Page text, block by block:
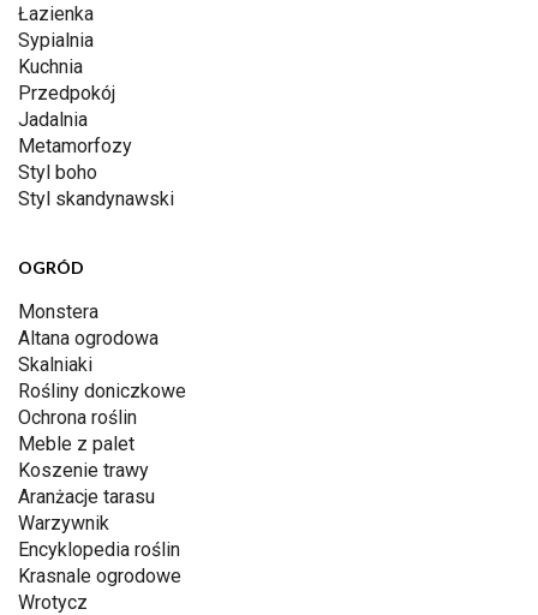
Łazienka
Sypialnia
Kuchnia
Przedpokój
Jadalnia
Metamorfozy
Styl boho
Styl skandynawski
OGRÓD
Monstera
Altana ogrodowa
Skalniaki
Rośliny doniczkowe
Ochrona roślin
Meble z palet
Koszenie trawy
Aranżacje tarasu
Warzywnik
Encyklopedia roślin
Krasnale ogrodowe
Wrotycz